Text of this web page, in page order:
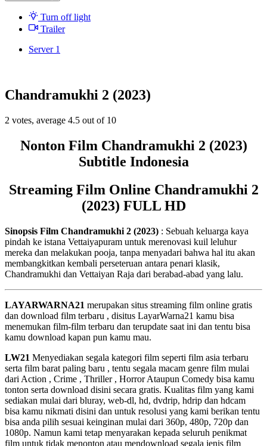
Turn off light
Trailer
Server 1
Chandramukhi 2 (2023)
2 votes, average 4.5 out of 10
Nonton Film Chandramukhi 2 (2023)
Subtitle Indonesia
Streaming Film Online Chandramukhi 2
(2023) FULL HD
Sinopsis Film Chandramukhi 2 (2023) : Sebuah keluarga kaya
pindah ke istana Vettaiyapuram untuk merenovasi kuil leluhur
mereka dan melakukan pooja, tanpa menyadari bahwa hal itu akan
membangkitkan kembali perseteruan antara penari klasik,
Chandramukhi dan Vettaiyan Raja dari berabad-abad yang lalu.
LAYARWARNA21 merupakan situs streaming film online gratis
dan download film terbaru , disitus LayarWarna21 kamu bisa
menemukan film-film terbaru dan terupdate saat ini dan tentu bisa
kamu download kapan pun kamu mau.
LW21 Menyediakan segala kategori film seperti film asia terbaru
serta film barat paling baru , tentu segala macam genre film mulai
dari Action , Crime , Thriller , Horror Ataupun Comedy bisa kamu
tonton serta download disini secara gratis. Kualitas film yang kami
sediakan mulai dari bluray, web-dl, hd, dvdrip, hdrip dan hdcam
bisa kamu nikmati disini dan untuk resolusi yang kami berikan tentu
bisa anda pilih sesuai keinginan mulai dari 360p, 480p, 720p dan
1080p. Namun kami tetap menyarakan kepada seluruh penikmat
film untuk tidak menonton atau mendownload segala jenis film